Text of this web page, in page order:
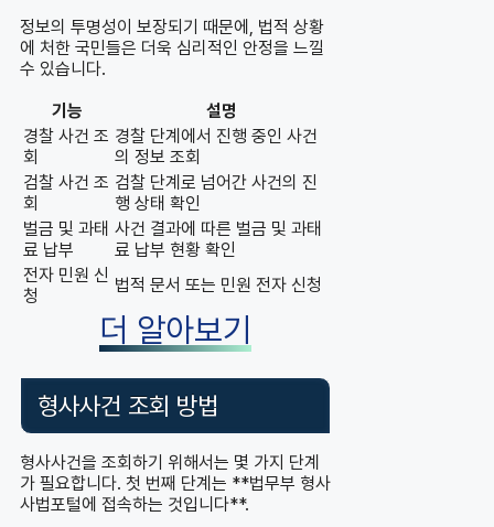
정보의 투명성이 보장되기 때문에, 법적 상황
에 처한 국민들은 더욱 심리적인 안정을 느낄
수 있습니다.
기능
설명
경찰 사건 조
회
경찰 단계에서 진행 중인 사건
의 정보 조회
검찰 사건 조
회
검찰 단계로 넘어간 사건의 진
행 상태 확인
벌금 및 과태
료 납부
사건 결과에 따른 벌금 및 과태
료 납부 현황 확인
전자 민원 신
청
법적 문서 또는 민원 전자 신청
더 알아보기
형사사건 조회 방법
형사사건을 조회하기 위해서는 몇 가지 단계
가 필요합니다. 첫 번째 단계는 **법무부 형사
사법포털에 접속하는 것입니다**.